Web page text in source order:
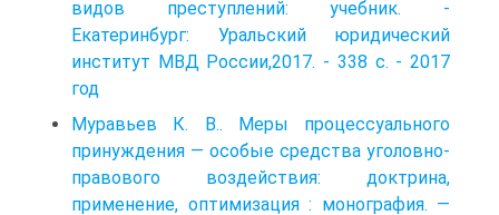
видов преступлений: учебник. -
Екатеринбург: Уральский юридический
институт МВД России,2017. - 338 с. - 2017
год
Муравьев К. В.. Меры процессуального
принуждения — особые средства уголовно-
правового воздействия: доктрина,
применение, опти­мизация : монография. —